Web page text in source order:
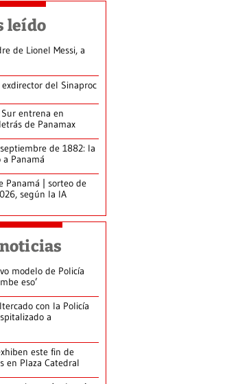
leído
de Lionel Messi, a
exdirector del Sinaproc
entrena en
de Panamax
de 1882: la
Panamá
Panamá | sorteo de
según la IA
modelo de Policía
eso’
con la Policía
a
este fin de
en Plaza Catedral